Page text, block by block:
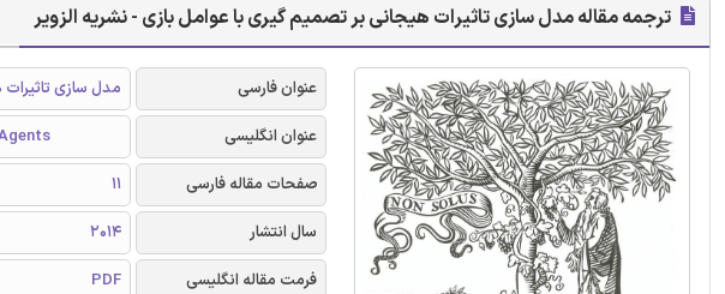
ترجمه مقاله مدل سازی تاثیرات هیجانی بر تصمیم گیری با عوامل بازی - نشریه الزویر
عنوان فارسی
مدل سازی
عنوان انگلیسی
صفحات مقاله فارسی
11
سال انتشار
2014
فرمت مقاله انگلیسی
PDF